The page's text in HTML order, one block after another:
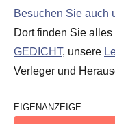
Besuchen Sie auch
Dort finden Sie
GEDICHT, unsere
Verleger und
EIGENANZEIGE